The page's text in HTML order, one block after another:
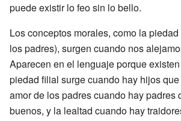
puede existir lo feo sin lo bello.
Los conceptos morales, como la
los padres), surgen cuando nos
Aparecen en el lenguaje porque
piedad filial surge cuando hay hijos
amor de los padres cuando hay padres
buenos, y la lealtad cuando hay